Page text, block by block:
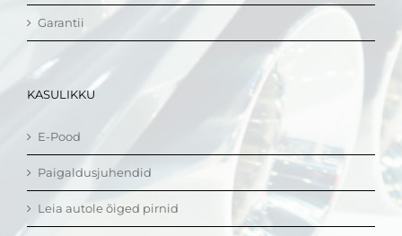
Garantii
KASULIKKU
E-Pood
Paigaldusjuhendid
Leia autole õiged pirnid